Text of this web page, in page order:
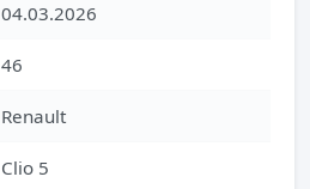
04.03.2026
46
Renault
Clio 5